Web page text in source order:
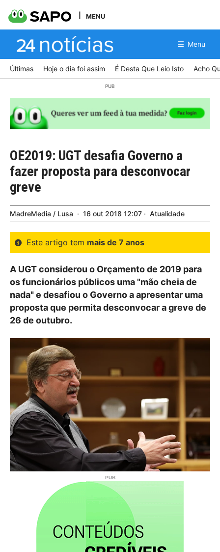
MENU
Menu
Últimas Hoje o dia foi assim É Desta Que Leio Isto Acho
OE2019: UGT desafia Governo a
fazer proposta para desconvocar
greve
MadreMedia / Lusa 16 out 2018 12:07 Atualidade
Este artigo tem mais de 7 anos
A UGT considerou o Orçamento de 2019 para
os funcionários públicos uma "mão cheia de
nada" e desafiou o Governo a apresentar uma
proposta que permita desconvocar a greve de
26 de outubro.